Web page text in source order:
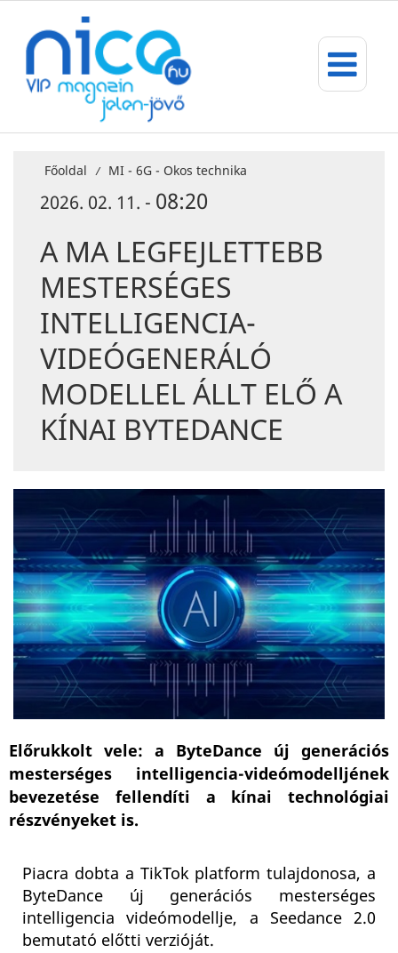
Főoldal / MI - 6G - Okos technika
2026. 02. 11. - 08:20
A MA LEGFEJLETTEBB
MESTERSÉGES
INTELLIGENCIA-
VIDEÓGENERÁLÓ
MODELLEL ÁLLT ELŐ A
KÍNAI BYTEDANCE
Előrukkolt vele: a ByteDance új generációs
mesterséges intelligencia-videómodelljének
bevezetése fellendíti a kínai technológiai
részvényeket is.
Piacra dobta a TikTok platform tulajdonosa, a
ByteDance új generációs mesterséges
intelligencia videómodellje, a Seedance 2.0
bemutató előtti verzióját.